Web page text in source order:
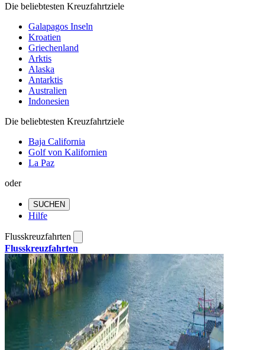
Die beliebtesten Kreuzfahrtziele
Galapagos Inseln
Kroatien
Griechenland
Arktis
Alaska
Antarktis
Australien
Indonesien
Die beliebtesten Kreuzfahrtziele
Baja California
Golf von Kalifornien
La Paz
oder
SUCHEN
Hilfe
Flusskreuzfahrten
Flusskreuzfahrten